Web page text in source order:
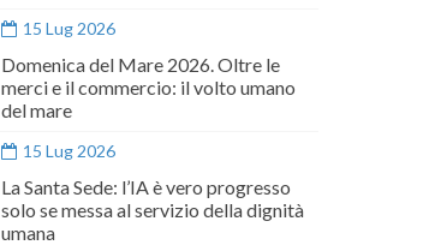
15 Lug 2026
Domenica del Mare 2026. Oltre le
merci e il commercio: il volto umano
del mare
15 Lug 2026
La Santa Sede: l’IA è vero progresso
solo se messa al servizio della dignità
umana